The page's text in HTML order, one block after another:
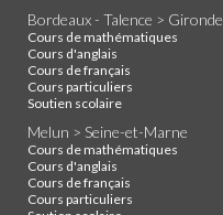
Bordeaux - Talence > Gironde
Cours de mathématiques
Cours d'anglais
Cours de français
Cours particuliers
Soutien scolaire
Melun > Seine-et-Marne
Cours de mathématiques
Cours d'anglais
Cours de français
Cours particuliers